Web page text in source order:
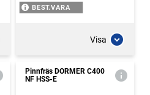
BEST.VARA
Visa
Pinnfräs DORMER C400
NF HSS-E